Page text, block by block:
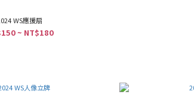
WS應援扇
~ NT$180